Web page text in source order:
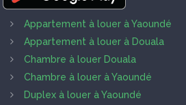
Appartement à louer à Yaoundé
Appartement à louer à Douala
Chambre à louer Douala
Chambre à louer à Yaoundé
Duplex à louer à Yaoundé